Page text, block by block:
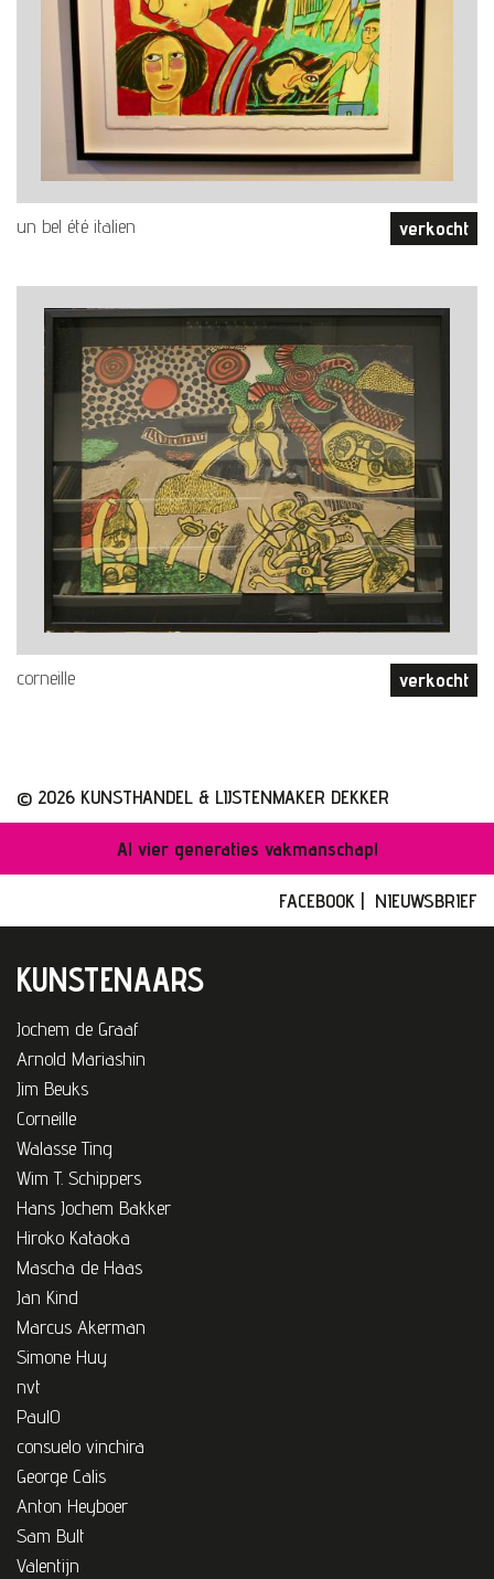
un bel été italien verkocht
corneille verkocht
© 2026 KUNSTHANDEL & LIJSTENMAKER DEKKER
Al vier generaties vakmanschap!
FACEBOOK NIEUWSBRIEF
KUNSTENAARS
Jochem de Graaf
Arnold Mariashin
Jim Beuks
Corneille
Walasse Ting
Wim T. Schippers
Hans Jochem Bakker
Hiroko Kataoka
Mascha de Haas
Jan Kind
Marcus Akerman
Simone Huy
nvt
PaulO
consuelo vinchira
George Calis
Anton Heyboer
Sam Bult
Valentijn